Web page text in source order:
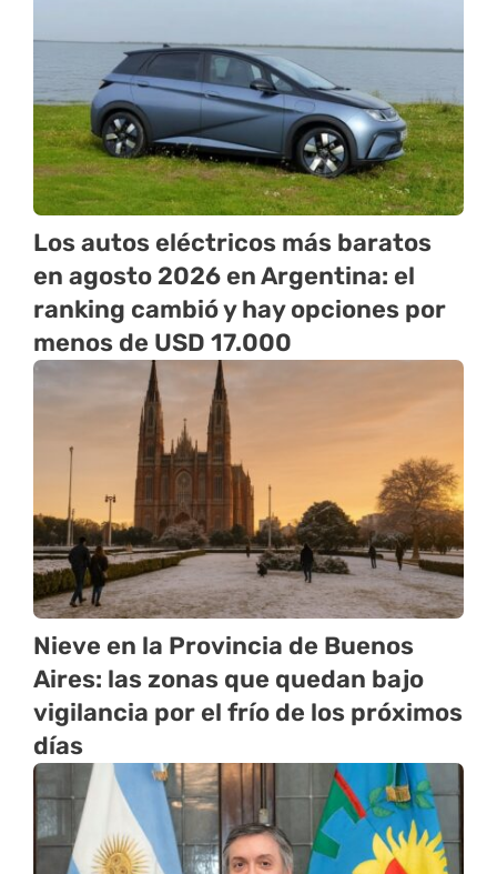
Los autos eléctricos más baratos
en agosto 2026 en Argentina: el
ranking cambió y hay opciones por
menos de USD 17.000
Nieve en la Provincia de Buenos
Aires: las zonas que quedan bajo
vigilancia por el frío de los próximos
días